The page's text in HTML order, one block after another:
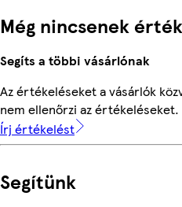
Még nincsenek
Segíts a többi vásárlónak
Az értékeléseket a vásárlók
nem ellenőrzi az értékeléseket.
Írj értékelést
Segítünk